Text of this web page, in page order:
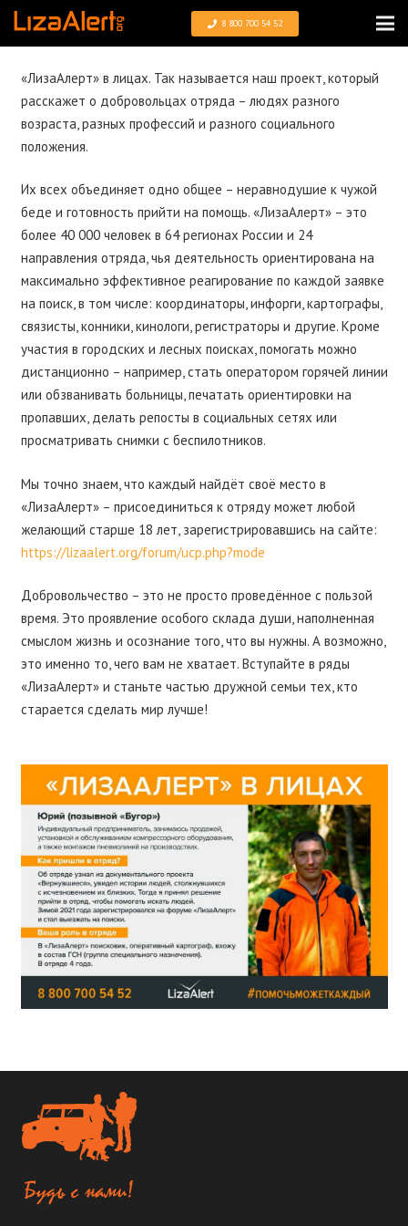
8 800 700 54 52
«ЛизаАлерт» в лицах. Так называется наш проект, который
расскажет о добровольцах отряда – людях разного
возраста, разных профессий и разного социального
положения.
Их всех объединяет одно общее – неравнодушие к чужой
беде и готовность прийти на помощь. «ЛизаАлерт» – это
более 40 000 человек в 64 регионах России и 24
направления отряда, чья деятельность ориентирована на
максимально эффективное реагирование по каждой заявке
на поиск, в том числе: координаторы, инфорги, картографы,
связисты, конники, кинологи, регистраторы и другие. Кроме
участия в городских и лесных поисках, помогать можно
дистанционно – например, стать оператором горячей линии
или обзванивать больницы, печатать ориентировки на
пропавших, делать репосты в социальных сетях или
просматривать снимки с беспилотников.
Мы точно знаем, что каждый найдёт своё место в
«ЛизаАлерт» – присоединиться к отряду может любой
желающий старше 18 лет, зарегистрировавшись на сайте:
https://lizaalert.org/forum/ucp.php?mode
Добровольчество – это не просто проведённое с пользой
время. Это проявление особого склада души, наполненная
смыслом жизнь и осознание того, что вы нужны. А возможно,
это именно то, чего вам не хватает. Вступайте в ряды
«ЛизаАлерт» и станьте частью дружной семьи тех, кто
старается сделать мир лучше!